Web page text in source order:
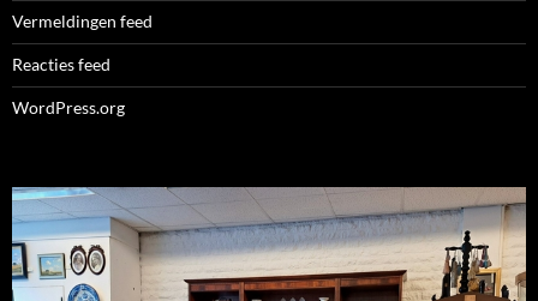
Vermeldingen feed
Reacties feed
WordPress.org